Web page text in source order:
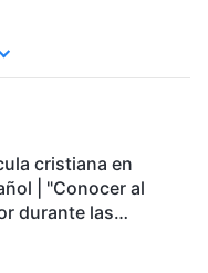
cristiana en
| "Conocer al
durante las